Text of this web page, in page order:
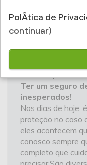
Para viver mais
a dia, conte com o
Individual Plus.
Sabe o que é
Ter um seguro
inesperados!
Nos dias de hoje,
proteção no caso
eles acontecem
conosco sempre
completo que
PolÃ­tica de
continuar)